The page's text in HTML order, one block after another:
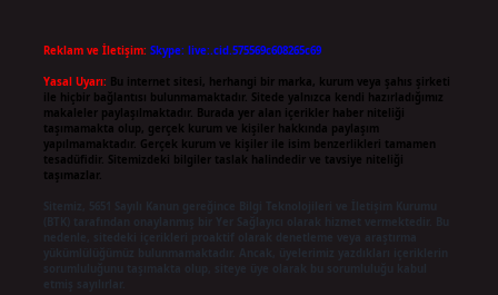
Reklam ve İletişim: Skype: live:.cid.575569c608265c69
Yasal Uyarı: Bu internet sitesi, herhangi bir marka, kurum veya şahıs şirketi
ile hiçbir bağlantısı bulunmamaktadır. Sitede yalnızca kendi hazırladığımız
makaleler paylaşılmaktadır. Burada yer alan içerikler haber niteliği
taşımamakta olup, gerçek kurum ve kişiler hakkında paylaşım
yapılmamaktadır. Gerçek kurum ve kişiler ile isim benzerlikleri tamamen
tesadüfidir. Sitemizdeki bilgiler taslak halindedir ve tavsiye niteliği
taşımazlar.
Sitemiz, 5651 Sayılı Kanun gereğince Bilgi Teknolojileri ve İletişim Kurumu
(BTK) tarafından onaylanmış bir Yer Sağlayıcı olarak hizmet vermektedir. Bu
nedenle, sitedeki içerikleri proaktif olarak denetleme veya araştırma
yükümlülüğümüz bulunmamaktadır. Ancak, üyelerimiz yazdıkları içeriklerin